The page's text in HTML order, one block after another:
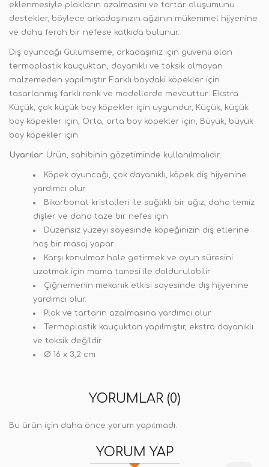
eklenmesiyle plakların azalmasını ve tartar oluşumunu
destekler, böylece arkadaşınızın ağzının mükemmel hijyenine
ve daha ferah bir nefese katkıda bulunur.
Diş oyuncağı Gülümseme, arkadaşınız için güvenli olan
termoplastik kauçuktan, dayanıklı ve toksik olmayan
malzemeden yapılmıştır. Farklı boydaki köpekler için
tasarlanmış farklı renk ve modellerde mevcuttur: Ekstra
Küçük, çok küçük boy köpekler için uygundur, Küçük, küçük
boy köpekler için, Orta, orta boy köpekler için, Büyük, büyük
boy köpekler için.
Uyarılar: Ürün, sahibinin gözetiminde kullanılmalıdır.
Köpek oyuncağı, çok dayanıklı, köpek diş hijyenine
yardımcı olur
Bikarbonat kristalleri ile sağlıklı bir ağız, daha temiz
dişler ve daha taze bir nefes için
Düzensiz yüzeyi sayesinde köpeğinizin diş etlerine
hoş bir masaj yapar
Karşı konulmaz hale getirmek ve oyun süresini
uzatmak için mama tanesi ile doldurulabilir
Çiğnemenin mekanik etkisi sayesinde diş hijyenine
yardımcı olur.
Plak ve tartarın azalmasına yardımcı olur
Termoplastik kauçuktan yapılmıştır, ekstra dayanıklı
ve toksik değildir
Ø 16 x 3,2 cm
YORUMLAR (0)
Bu ürün için daha önce yorum yapılmadı.
YORUM YAP